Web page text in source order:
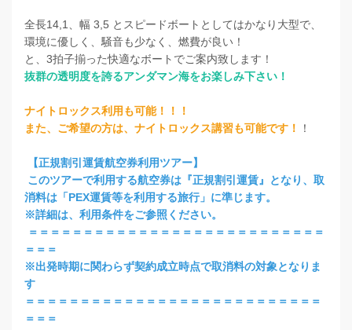
全長14,1、幅 3,5 とスピードボートとしてはかなり大型で、
環境に優しく、騒音も少なく、燃費が良い！
と、3拍子揃った快適なボートでご案内致します！
抜群の透明度を誇るアンダマン海をお楽しみ下さい！
ナイトロックス利用も可能！！！
また、ご希望の方は、ナイトロックス講習も可能です！
！
【正規割引運賃航空券利用ツアー】
このツアーで利用する航空券は『正規割引運賃』となり、取
消料は「PEX運賃等を利用する旅行」に準じます。
※詳細は、利用条件をご参照ください。
＝＝＝＝＝＝＝＝＝＝＝＝＝＝＝＝＝＝＝＝＝＝＝＝＝＝＝
＝＝＝
※出発時期に関わらず契約成立時点で取消料の対象となりま
す
＝＝＝＝＝＝＝＝＝＝＝＝＝＝＝＝＝＝＝＝＝＝＝＝＝＝＝
＝＝＝